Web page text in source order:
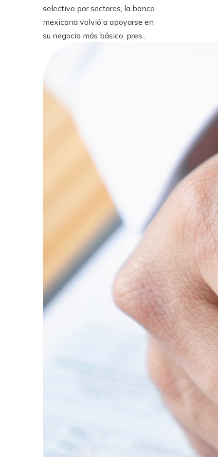
selectivo por sectores, la banca
mexicana volvió a apoyarse en
su negocio más básico: pres...